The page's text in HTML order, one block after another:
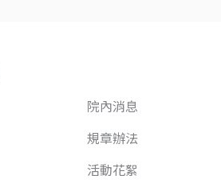
院內消息
規章辦法
活動花絮